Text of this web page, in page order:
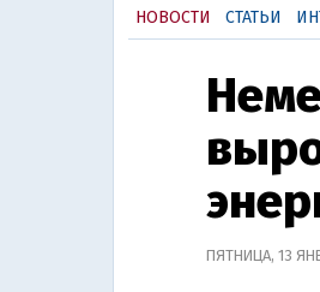
НОВОСТИ СТАТЬИ
ПЯТНИЦА, 13